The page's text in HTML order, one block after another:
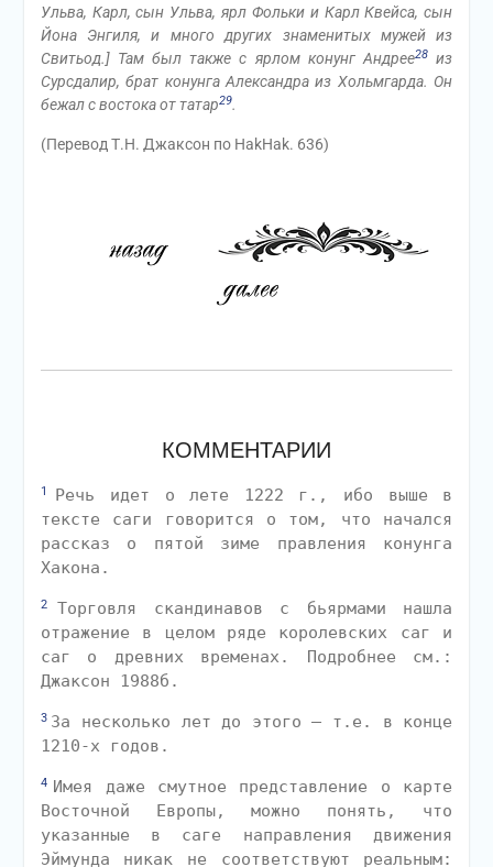
Ульва, Карл, сын Ульва, ярл Фольки и Карл Квейса, сын
Йона Энгиля, и много других знаменитых мужей из
Свитьод.] Там был также с ярлом конунг Андрее28 из
Сурсдалир, брат конунга Александра из Хольмгарда. Он
бежал с востока от татар29.
(Перевод Т.Н. Джаксон по HakHak. 636)
КОММЕНТАРИИ
1
Речь идет о лете 1222 г., ибо выше в
тексте саги говорится о том, что начался
рассказ о пятой зиме правления конунга
Хакона.
2
Торговля скандинавов с бьярмами нашла
отражение в целом ряде королевских саг и
саг о древних временах. Подробнее см.:
Джаксон 1988б.
3 За несколько лет до этого — т.е. в конце
1210-х годов.
4 Имея даже смутное представление о карте
Восточной Европы, можно понять, что
указанные в саге направления движения
Эймунда никак не соответствуют реальным: